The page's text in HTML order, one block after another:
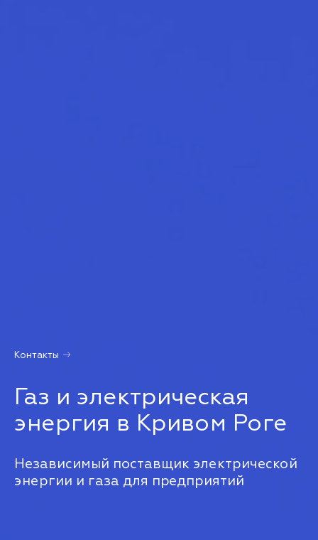
Контакты
Газ и электрическая
энергия в Кривом Роге
Независимый поставщик электрической
энергии и газа для предприятий